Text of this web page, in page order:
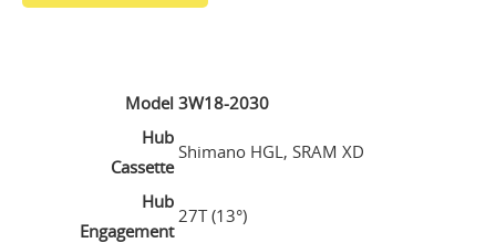
Model 3W18-2030
Hub
Cassette
Shimano HGL, SRAM XD
Hub
Engagement
27T (13°)